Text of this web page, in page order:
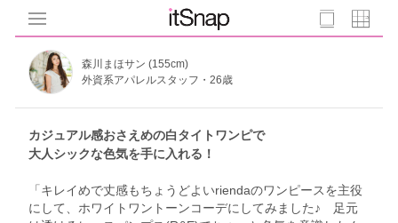
森川まほサン (155cm)
外資系アパレルスタッフ・26歳
カジュアル感おさえめの白タイトワンピで
大人シックな色気を手に入れる！
「キレイめで丈感もちょうどよいriendaのワンピースを主役
にして、ホワイトワントーンコーデにしてみました♪ 足元